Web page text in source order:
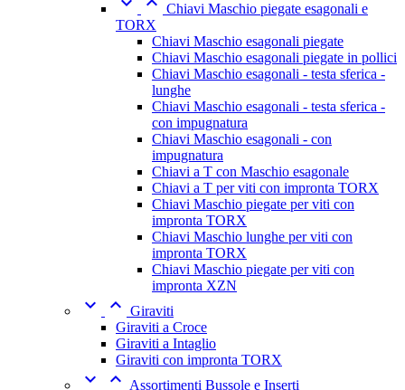
Chiavi Maschio piegate esagonali e
TORX
Chiavi Maschio esagonali piegate
Chiavi Maschio esagonali piegate in pollici
Chiavi Maschio esagonali - testa sferica -
lunghe
Chiavi Maschio esagonali - testa sferica -
con impugnatura
Chiavi Maschio esagonali - con
impugnatura
Chiavi a T con Maschio esagonale
Chiavi a T per viti con impronta TORX
Chiavi Maschio piegate per viti con
impronta TORX
Chiavi Maschio lunghe per viti con
impronta TORX
Chiavi Maschio piegate per viti con
impronta XZN
  Giraviti
Giraviti a Croce
Giraviti a Intaglio
Giraviti con impronta TORX
  Assortimenti Bussole e Inserti